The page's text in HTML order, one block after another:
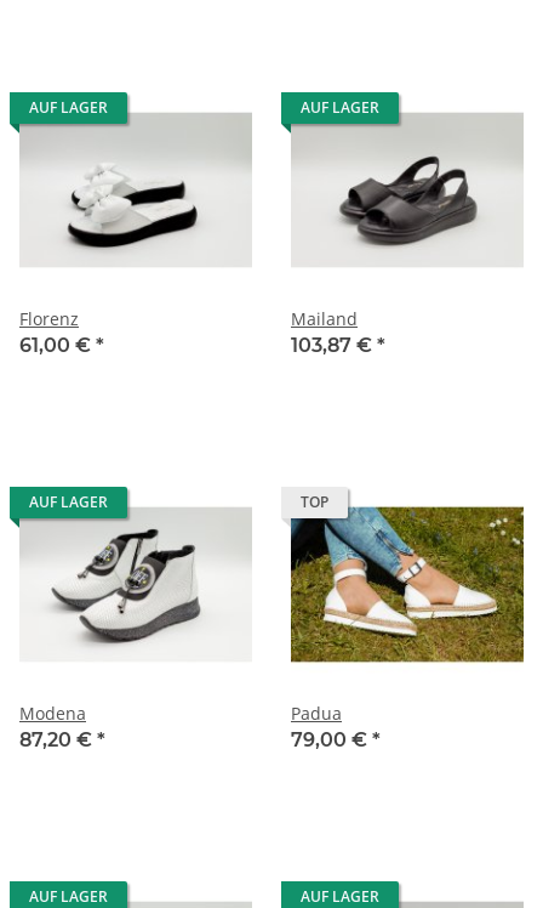
AUF LAGER
Florenz
61,00 € *
AUF LAGER
Mailand
103,87 € *
AUF LAGER
Modena
87,20 € *
TOP
Padua
79,00 € *
AUF LAGER AUF LAGER